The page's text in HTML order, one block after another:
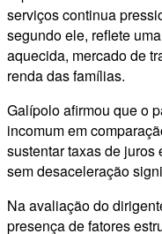
serviços continua
segundo ele, reflete
aquecida, mercado de
renda das famílias.
Galípolo afirmou que o
incomum em
sustentar taxas de
sem desaceleração
Na avaliação do
presença de fatores